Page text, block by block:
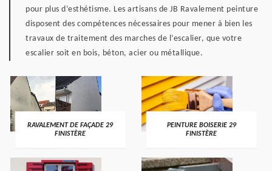
pour plus d’esthétisme. Les artisans de JB Ravalement peinture
disposent des compétences nécessaires pour mener à bien les
travaux de traitement des marches de l’escalier, que votre
escalier soit en bois, béton, acier ou métallique.
RAVALEMENT DE FAÇADE 29
FINISTÈRE
PEINTURE BOISERIE 29
FINISTÈRE